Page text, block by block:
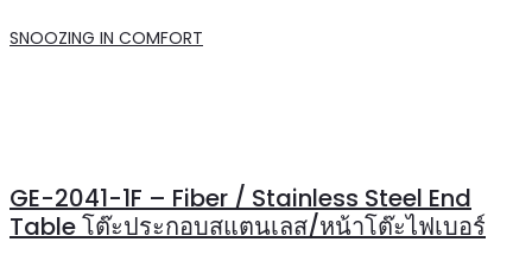
SNOOZING IN COMFORT
GE-2041-1F – Fiber / Stainless Steel End
Table โต๊ะประกอบสแตนเลส/หน้าโต๊ะไฟเบอร์